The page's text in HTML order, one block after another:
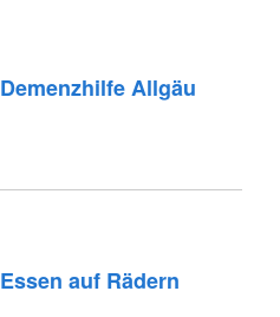
Demenzhilfe Allgäu
Essen auf Rädern